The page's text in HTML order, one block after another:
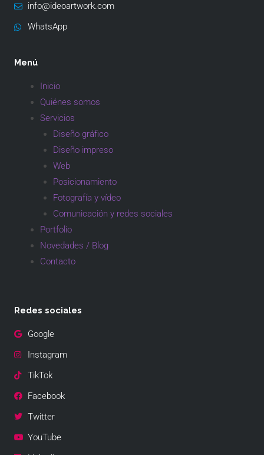
info@ideoartwork.com
WhatsApp
Menú
Inicio
Quiénes somos
Servicios
Diseño gráfico
Diseño impreso
Web
Posicionamiento
Fotografía y vídeo
Comunicación y redes sociales
Portfolio
Novedades / Blog
Contacto
Redes sociales
Google
Instagram
TikTok
Facebook
Twitter
YouTube